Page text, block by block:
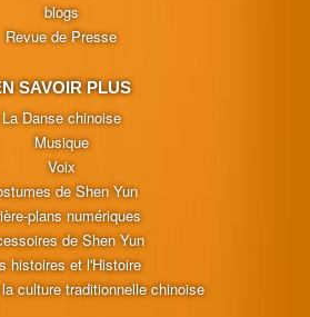
blogs
Revue de Presse
SAVOIR PLUS
La Danse chinoise
Musique
Voix
de Shen Yun
plans numériques
de Shen Yun
histoires et l'Histoire
culture traditionnelle chinoise